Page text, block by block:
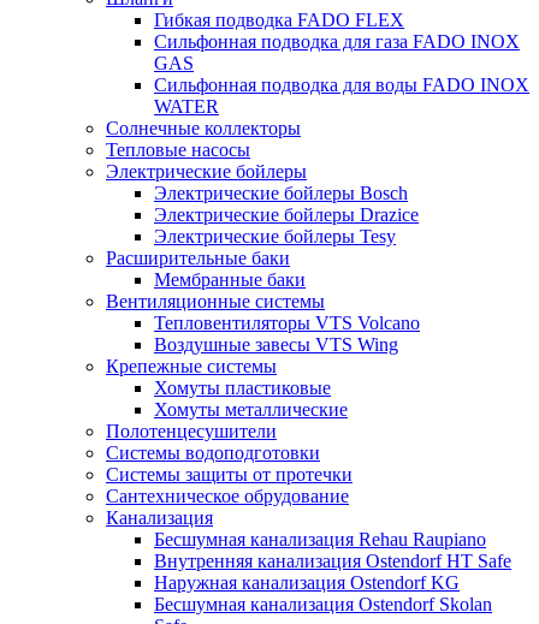
Гибкая подводка FADO FLEX
Сильфонная подводка для газа FADO INOX
GAS
Сильфонная подводка для воды FADO INOX
WATER
Солнечные коллекторы
Тепловые насосы
Электрические бойлеры
Электрические бойлеры Bosch
Электрические бойлеры Drazice
Электрические бойлеры Tesy
Расширительные баки
Мембранные баки
Вентиляционные системы
Тепловентиляторы VTS Volcano
Воздушные завесы VTS Wing
Крепежные системы
Хомуты пластиковые
Хомуты металлические
Полотенцесушители
Системы водоподготовки
Системы защиты от протечки
Сантехническое обрудование
Канализация
Бесшумная канализация Rehau Raupiano
Внутренняя канализация Ostendorf HT Safe
Наружная канализация Ostendorf KG
Бесшумная канализация Ostendorf Skolan